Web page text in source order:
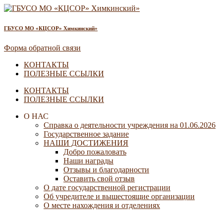
ГБУСО МО «КЦСОР» Химкинский»
Форма обратной связи
КОНТАКТЫ
ПОЛЕЗНЫЕ ССЫЛКИ
КОНТАКТЫ
ПОЛЕЗНЫЕ ССЫЛКИ
О НАС
Справка о деятельности учреждения на 01.06.2026
Государственное задание
НАШИ ДОСТИЖЕНИЯ
Добро пожаловать
Наши награды
Отзывы и благодарности
Оставить свой отзыв
О дате государственной регистрации
Об учредителе и вышестоящие организации
О месте нахождения и отделениях